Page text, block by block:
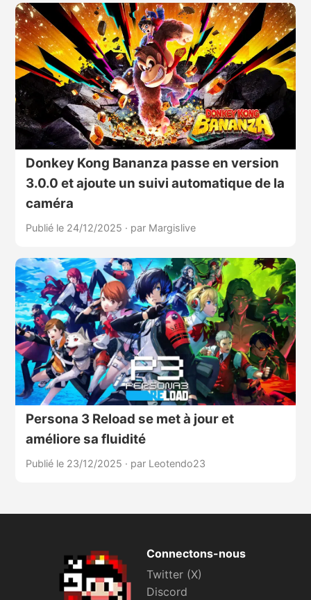
Donkey Kong Bananza passe en version
3.0.0 et ajoute un suivi automatique de la
caméra
Publié le 24/12/2025 · par Margislive
Persona 3 Reload se met à jour et
améliore sa fluidité
Publié le 23/12/2025 · par Leotendo23
Connectons-nous
Twitter (X)
Discord